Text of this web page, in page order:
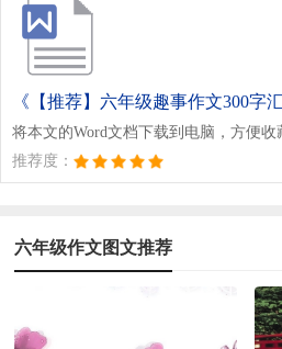
《【推荐】六年级趣事作文300字汇
将本文的Word文档下载到电脑，方便收
推荐度：
六年级作文图文推荐